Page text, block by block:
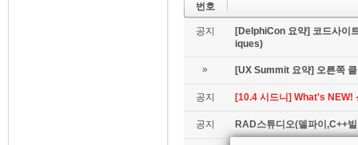
번호
공지
[DelphiCon 요약] 코드사이
iques)
» [UX Summit 요약] 오른쪽
공지 [10.4 시드니] What's NEW!
공지 RAD스튜디오(델파이,C++